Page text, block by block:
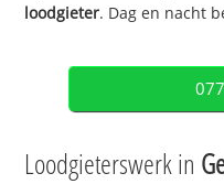
loodgieter. Dag en nacht
Loodgieterswerk in